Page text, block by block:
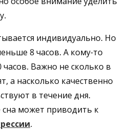
индивидуально. Но
8 часов. А кому-то
часов. Важно не сколько в
а насколько качественно
в течение дня.
может приводить к
.